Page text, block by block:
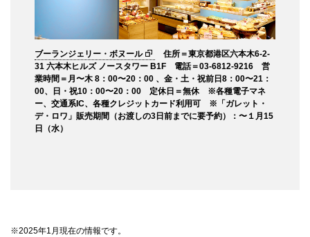
ブーランジェリー・ボヌール
住所＝東京都港区六本木6-2-
31 六本木ヒルズ ノースタワー B1F 電話＝03-6812-9216 営
業時間＝月〜木 8：00〜20：00 、金・土・祝前日8：00〜21：
00、日・祝10：00〜20：00 定休日＝無休 ※各種電子マネ
ー、交通系IC、各種クレジットカード利用可 ※「ガレット・
デ・ロワ」販売期間（お渡しの3日前までに要予約）：〜１月15
日（水）
※2025年1月現在の情報です。